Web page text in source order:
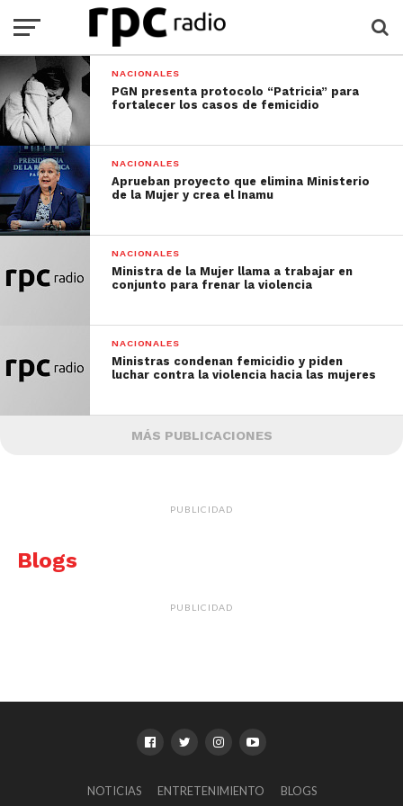
NACIONALES
PGN presenta protocolo “Patricia” para
fortalecer los casos de femicidio
NACIONALES
Aprueban proyecto que elimina Ministerio
de la Mujer y crea el Inamu
NACIONALES
Ministra de la Mujer llama a trabajar en
conjunto para frenar la violencia
NACIONALES
Ministras condenan femicidio y piden
luchar contra la violencia hacia las mujeres
MÁS PUBLICACIONES
PUBLICIDAD
Blogs
PUBLICIDAD
NOTICIAS ENTRETENIMIENTO BLOGS